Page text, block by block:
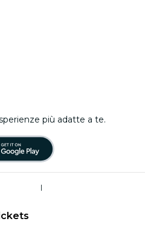
più adatte a te.
|